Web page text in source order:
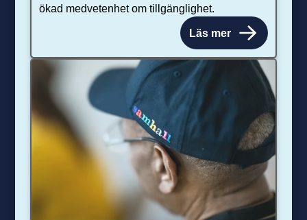
ökad medvetenhet om tillgänglighet.
Läs mer